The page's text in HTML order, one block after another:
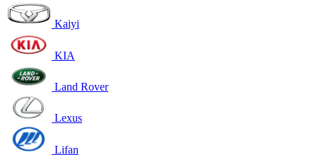
Kaiyi
KIA
Land Rover
Lexus
Lifan